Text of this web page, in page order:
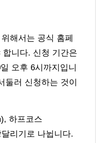
해서는 공식 홈페
니다. 신청 기간은
오후 6시까지입니
둘러 신청하는 것이
하프코스
리기로 나뉩니다.